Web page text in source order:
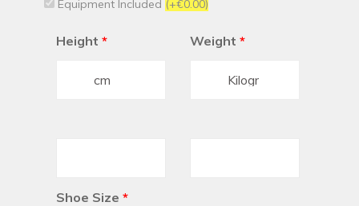
Equipment Included (+€0.00)
Height * Weight *
Shoe Size *